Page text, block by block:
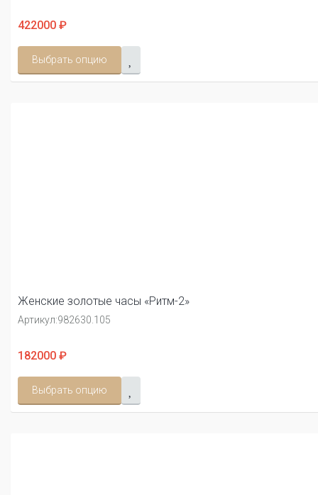
422000 ₽
Выбрать опцию
Женские золотые часы «Ритм-2»
Артикул:982630.105
182000 ₽
Выбрать опцию